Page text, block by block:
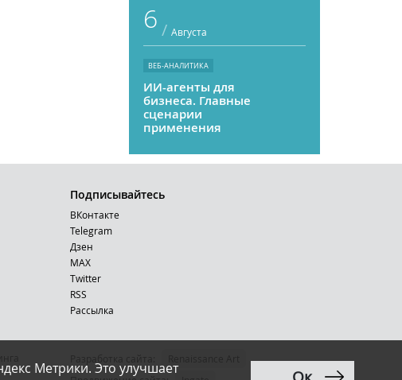
6 / Августа
ВЕБ-АНАЛИТИКА
ИИ-агенты для
бизнеса. Главные
сценарии
применения
Метрики. Это улучшает
Подписывайтесь
ВКонтакте
Telegram
Дзен
MAX
Тwitter
RSS
Рассылка